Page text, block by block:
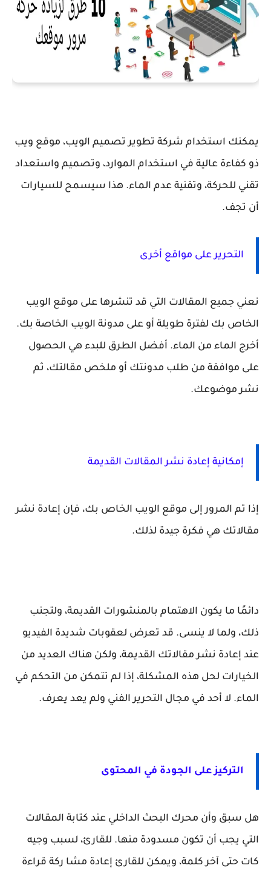
يمكنك استخدام شركة تطوير تصميم الويب، موقع ويب
ذو كفاءة عالية في استخدام الموارد، وتصميم واستعداد
تقني للحركة، وتقنية عدم الماء. هذا سيسمح للسيارات
أن تجف.
التحرير على مواقع أخرى
نعني جميع المقالات التي قد تنشرها على موقع الويب
الخاص بك لفترة طويلة أو على مدونة الويب الخاصة بك.
أخرج الماء من الماء. أفضل الطرق للبدء هي الحصول
على موافقة من طلب مدونتك أو ملخص مقالتك، ثم
نشر موضوعك.
إمكانية إعادة نشر المقالات القديمة
إذا تم المرور إلى موقع الويب الخاص بك، فإن إعادة نشر
مقالاتك هي فكرة جيدة لذلك.
دائمًا ما يكون الاهتمام بالمنشورات القديمة، ولتجنب
ذلك، ولما لا ينسى. قد تعرض لعقوبات شديدة الفيديو
عند إعادة نشر مقالاتك القديمة، ولكن هناك العديد من
الخيارات لحل هذه المشكلة، إذا لم تتمكن من التحكم في
الماء. لا أحد في مجال التحرير الفني ولم يعد يعرف.
التركيز على الجودة في المحتوى
هل سبق وأن محرك البحث الداخلي عند كتابة المقالات
التي يجب أن تكون مسدودة منها. للقارئ، لسبب وجيه
كات حتى آخر كلمة، ويمكن للقارئ إعادة مشا ركة قراءة